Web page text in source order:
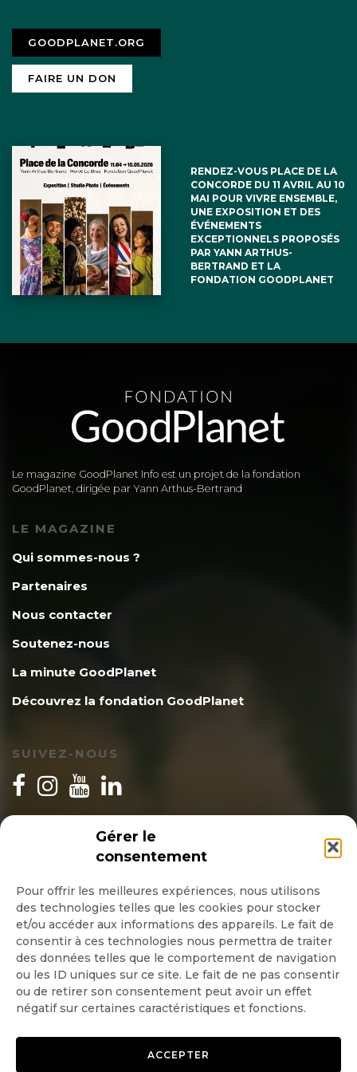
Gérer le
consentement
Pour offrir les meilleures expériences, nous utilisons
des technologies telles que les cookies pour stocker
et/ou accéder aux informations des appareils. Le fait de
consentir à ces technologies nous permettra de traiter
des données telles que le comportement de navigation
ou les ID uniques sur ce site. Le fait de ne pas consentir
ou de retirer son consentement peut avoir un effet
négatif sur certaines caractéristiques et fonctions.
ACCEPTER
–> Mais ceci ne veut pas dire qu’il
l’année. Inti Illimani et BISS sont
des associations support qui ne
fonctionnent que très rarement
seul sur le terrain et ne décident
que très peu des projets.
du terrain ils savent comment
gérer toutes les problématiques
culturelles.
construction », les bénéficiaires
construisent leurs four à partir du
dans leur atelier puis avec leur aide
leurs communautés par groupes
de env. 15-18 personnes. [Le tout se
faisant sur qq jours, des cours de
cuisine adaptés sont donnés +
diététique et hygiène].
GOODPLANET.ORG
FAIRE UN DON
RENDEZ-VOUS PLACE DE LA
CONCORDE DU 11 AVRIL AU 10
MAI POUR VIVRE ENSEMBLE,
UNE EXPOSITION ET DES
ÉVÉNEMENTS
EXCEPTIONNELS PROPOSÉS
PAR YANN ARTHUS-
BERTRAND ET LA
FONDATION GOODPLANET
Le magazine GoodPlanet Info est un projet de la fondation
GoodPlanet, dirigée par Yann Arthus-Bertrand
LE MAGAZINE
Qui sommes-nous ?
Partenaires
Nous contacter
Soutenez-nous
La minute GoodPlanet
Découvrez la fondation GoodPlanet
SUIVEZ-NOUS
INSCRIPTION NEWSLETTER
Quotidienne
Hebdo
OK